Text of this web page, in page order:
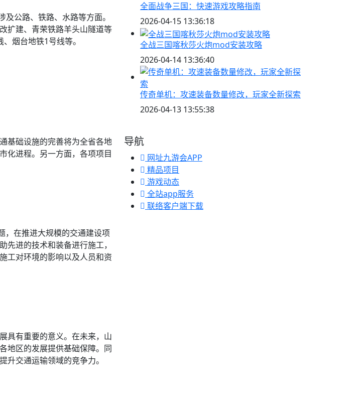
公路、铁路、水路等方面。
扩建、青荣铁路羊头山隧道等
烟台地铁1号线等。
基础设施的完善将为全省各地
化进程。另一方面，各项项目
，在推进大规模的交通建设项
进的技术和装备进行施工，
工对环境的影响以及人员和资
具有重要的意义。在未来，山
地区的发展提供基础保障。同
交通运输领域的竞争力。
全面战争三国：快速游戏攻略指南
2026-04-15 13:36:18
全战三国喀秋莎火炮mod安装攻略
2026-04-14 13:36:40
传奇单机：攻速装备数量修改，玩家全新探索
2026-04-13 13:55:38
导航
网址九游会APP
精品项目
游戏动态
全站app服务
联络客户端下载